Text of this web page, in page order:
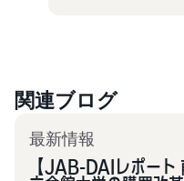
関連ブログ
最新情報
【JAB-DAIレポート